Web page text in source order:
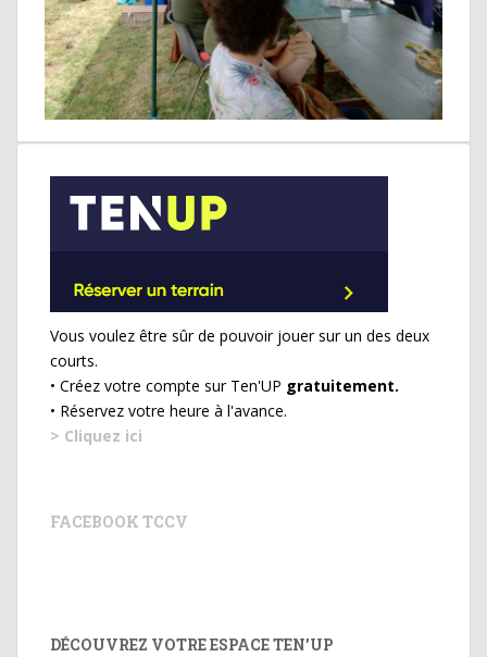
Vous voulez être sûr de pouvoir jouer sur un des deux
courts.
• Créez votre compte sur Ten'UP gratuitement.
• Réservez votre heure à l'avance.
> Cliquez ici
FACEBOOK TCCV
DÉCOUVREZ VOTRE ESPACE TEN’UP